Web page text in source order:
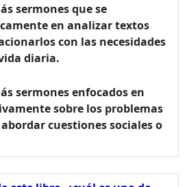
sermones que se
en analizar textos
con las necesidades
diaria.
sermones enfocados en
sobre los problemas
cuestiones sociales o